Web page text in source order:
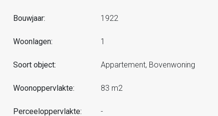
Bouwjaar: 1922
Woonlagen: 1
Soort object: Appartement, Bovenwoning
Woonoppervlakte: 83 m2
Perceeloppervlakte: -